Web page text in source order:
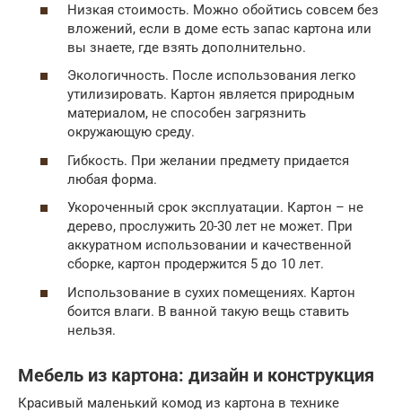
Низкая стоимость. Можно обойтись совсем без
вложений, если в доме есть запас картона или
вы знаете, где взять дополнительно.
Экологичность. После использования легко
утилизировать. Картон является природным
материалом, не способен загрязнить
окружающую среду.
Гибкость. При желании предмету придается
любая форма.
Укороченный срок эксплуатации. Картон – не
дерево, прослужить 20-30 лет не может. При
аккуратном использовании и качественной
сборке, картон продержится 5 до 10 лет.
Использование в сухих помещениях. Картон
боится влаги. В ванной такую вещь ставить
нельзя.
Мебель из картона: дизайн и конструкция
Красивый маленький комод из картона в технике